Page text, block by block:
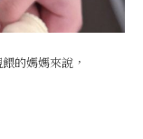
的媽媽來說，